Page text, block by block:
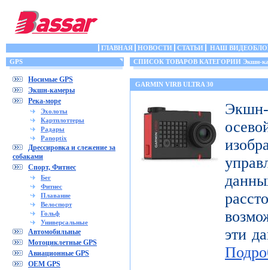
ГЛАВНАЯ НОВОСТИ СТАТЬИ
НАШ
GPS
Носимые GPS
Экшн-камеры
Река-море
Эхолоты
Картплоттеры
Радары
Panoptix
Дрессировка и слежение за
собаками
Спорт, Фитнес
Бег
Фитнес
Плавание
Велоспорт
Гольф
Универсальные
Автомобильные
Мотоциклетные GPS
Авиационные GPS
OEM GPS
СПИСОК ТОВАРОВ КАТЕГОРИИ Экшн-
GARMIN VIRB ULTRA 30
эти